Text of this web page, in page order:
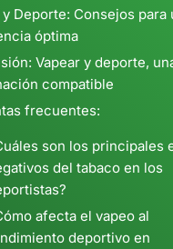
y Deporte: Consejos para
óptima
Vapear y deporte,
compatible
frecuentes:
son los principales
del tabaco en los
afecta el vapeo al
deportivo en